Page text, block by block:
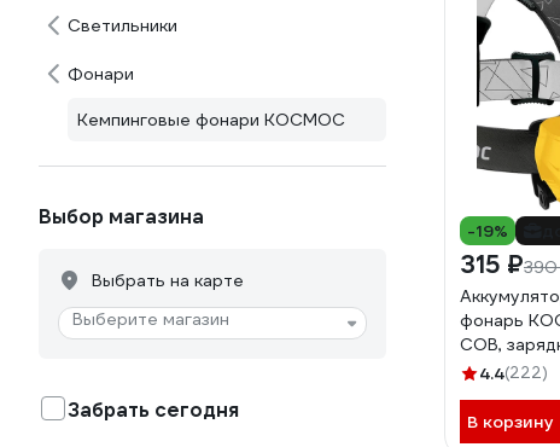
Светильники
Фонари
Кемпинговые фонари КОСМОС
Выбор магазина
Выбрать на карте
Выберите магазин
Забрать сегодня
-19%
315 ₽
фонарь
COB,
LiPoH3WCOB
4.4(222)
В корзину